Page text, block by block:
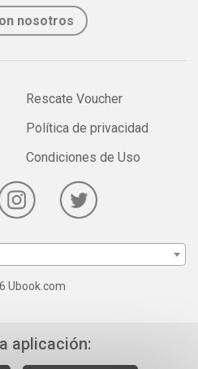
nosotros
Rescate Voucher
Política de privacidad
Condiciones de Uso
Ubook.com
aplicación: